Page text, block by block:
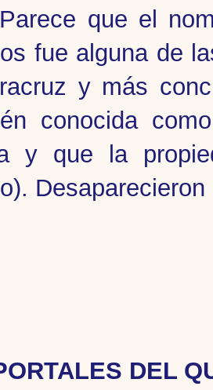
que el
fue alguna de
y más
conocida
y que la
DEL